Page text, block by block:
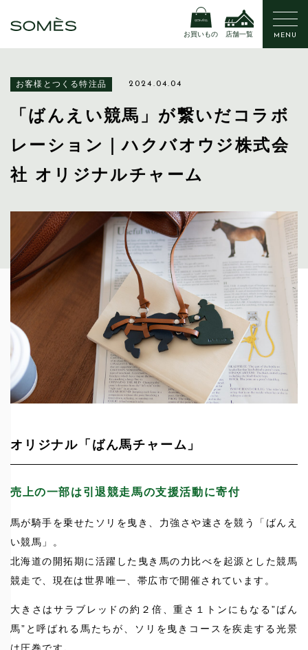
お買いもの 店舗一覧 MENU
お客様とつくる特注品 2024.04.04
「ばんえい競馬」が繋いだコラボ
レーション｜ハクバオウジ株式会
社 オリジナルチャーム
オリジナル「ばん馬チャーム」
売上の一部は引退競走馬の支援活動に寄付
馬が騎手を乗せたソリを曳き、力強さや速さを競う「ばんえ
い競馬」。
北海道の開拓期に活躍した曳き馬の力比べを起源とした競馬
競走で、現在は世界唯一、帯広市で開催されています。
大きさはサラブレッドの約２倍、重さ１トンにもなる”ばん
馬”と呼ばれる馬たちが、ソリを曳きコースを疾走する光景
は圧巻です。